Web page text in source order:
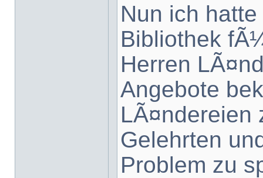
Nun ich
Bibliothek
Herren
Angebote
LÃ¤ndereien
Gelehrten
Problem zu